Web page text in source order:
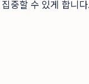
중할 수 있게 합니